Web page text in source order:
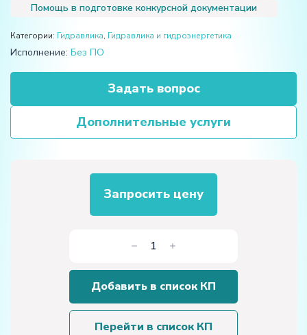
Помощь в подготовке конкурсной документации
Категории: Гидравлика, Гидравлика и гидроэнергетика
Исполнение: Без ПО
Задать вопрос
Дополнительные услуги
Запросить цену
Количество
товара
Учебный
стенд
"Центробежные
насосы"
Добавить в список КП
Перейти в список КП